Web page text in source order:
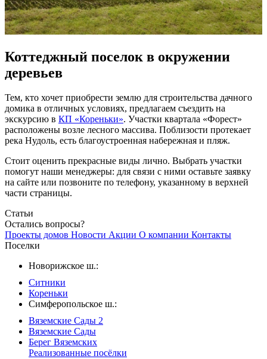
Коттеджный поселок в окружении
деревьев
Тем, кто хочет приобрести землю для строительства дачного
домика в отличных условиях, предлагаем съездить на
экскурсию в КП «Кореньки». Участки квартала «Форест»
расположены возле лесного массива. Поблизости протекает
река Нудоль, есть благоустроенная набережная и пляж.
Стоит оценить прекрасные виды лично. Выбрать участки
помогут наши менеджеры: для связи с ними оставьте заявку
на сайте или позвоните по телефону, указанному в верхней
части страницы.
Статьи
Остались вопросы?
Проекты домов Новости Акции О компании Контакты
Поселки
Новорижское ш.:
Ситники
Кореньки
Симферопольское ш.:
Вяземские Сады 2
Вяземские Сады
Берег Вяземскиx
Реализованные посёлки